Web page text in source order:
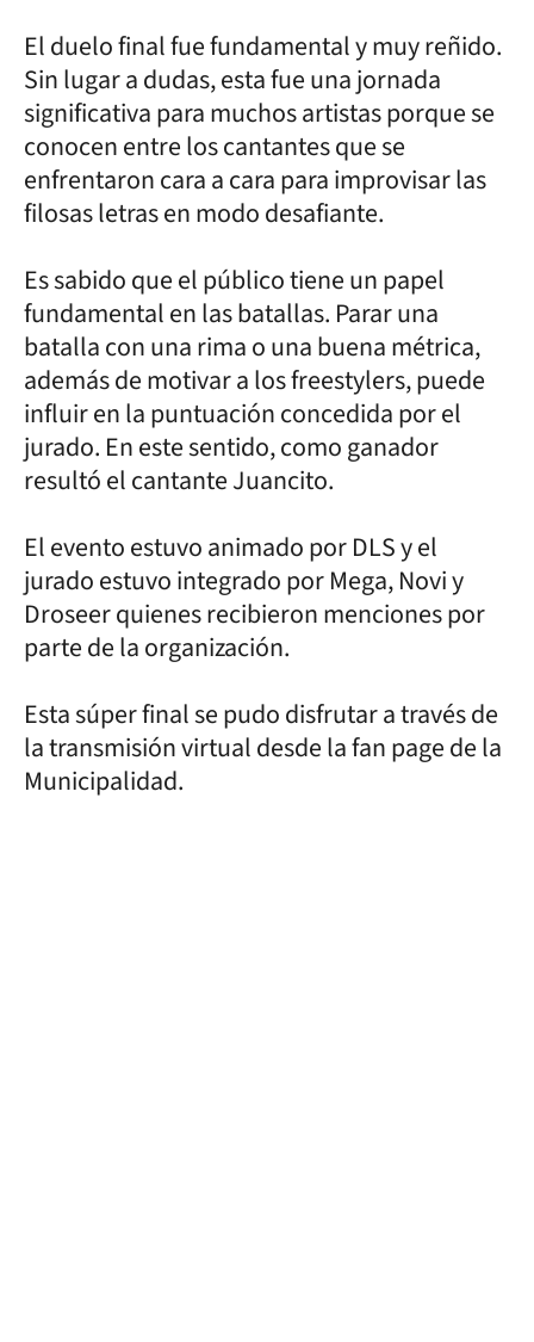
El duelo final fue fundamental y muy reñido.
Sin lugar a dudas, esta fue una jornada
significativa para muchos artistas porque se
conocen entre los cantantes que se
enfrentaron cara a cara para improvisar las
filosas letras en modo desafiante.
Es sabido que el público tiene un papel
fundamental en las batallas. Parar una
batalla con una rima o una buena métrica,
además de motivar a los freestylers, puede
influir en la puntuación concedida por el
jurado. En este sentido, como ganador
resultó el cantante Juancito.
El evento estuvo animado por DLS y el
jurado estuvo integrado por Mega, Novi y
Droseer quienes recibieron menciones por
parte de la organización.
Esta súper final se pudo disfrutar a través de
la transmisión virtual desde la fan page de la
Municipalidad.